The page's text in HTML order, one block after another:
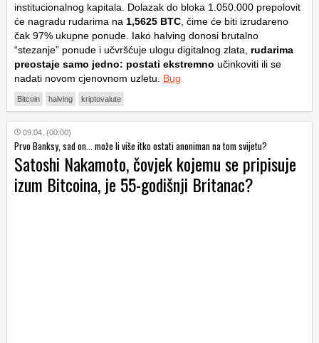
institucionalnog kapitala. Dolazak do bloka 1.050.000 prepolovit
će nagradu rudarima na 1,5625 BTC, čime će biti izrudareno
čak 97% ukupne ponude. Iako halving donosi brutalno
“stezanje” ponude i učvršćuje ulogu digitalnog zlata, rudarima
preostaje samo jedno: postati ekstremno učinkoviti ili se
nadati novom cjenovnom uzletu. Bug
Bitcoin halving kriptovalute
09.04. (00:00)
Prvo Banksy, sad on... može li više itko ostati anoniman na tom svijetu?
Satoshi Nakamoto, čovjek kojemu se pripisuje
izum Bitcoina, je 55-godišnji Britanac?